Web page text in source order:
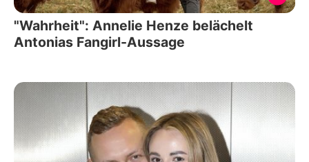
"Wahrheit": Annelie Henze belächelt
Antonias Fangirl-Aussage